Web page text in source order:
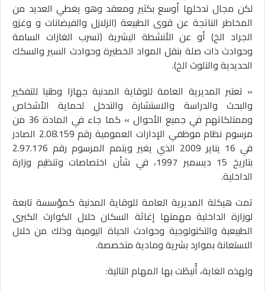
لكن مجال تدخلها أوسع بكثير ومعقد وهو يغطي العديد من
المخاطر الناتجة عن قوى الطبيعة (الزلازل والفيضانات و وغزو
الجراد الخ) أو عن الأنشطة البشرية (تسرب الغازات السامة
وحوادث ذات صلة بنقل المواد الخطيرة وحوادث السير والسكك
الحديدية والتلوث الخ).
« تعتبر المديرية العامة للوقاية المدنية جهازا وطنيا للتفكير
والبحث والدراسة والاستشارة والتدخل لحماية الأشخاص
وممتلكاتهم في جميع الأحوال » كما جاء في المادة 36 من
مرسوم نظام موظفي الإدارات العمومية رقم 2.08.159 الصادر
في 16 يناير 2009 الذي يغير ويتمم المرسوم رقم 2.97.176
بتاريخ 15 ديسمبر 1997، في شأن اختصاصات وتنظيم وزارة
الداخلية.
تمت هيكلة المديرية العامة للوقاية المدنية كمؤسسة تابعة
لوزارة الداخلية مهمتها إغاثة السكان خلال الكوارث الكبرى
الطبيعية والتكنولوجية وحوادث الحياة اليومية وذلك من خلال
الاستعانة بموارد بشرية ومادية متخصصة.
ولهذه الغاية، أُنيطَت بها المهام التالية: